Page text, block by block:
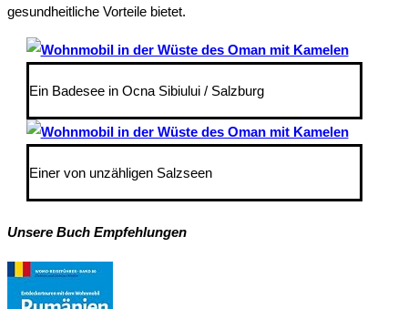
gesundheitliche Vorteile bietet.
Ein Badesee in Ocna Sibiului / Salzburg
Einer von unzähligen Salzseen
Unsere Buch Empfehlungen